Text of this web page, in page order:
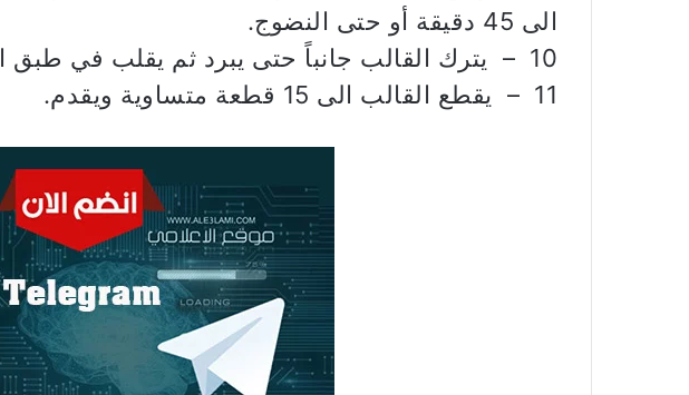
الى 45 دقيقة أو حتى النضوج.
10 – يترك القالب جانباً حتى يبرد ثم يقلب في طبق التقديم.
11 – يقطع القالب الى 15 قطعة متساوية ويقدم.